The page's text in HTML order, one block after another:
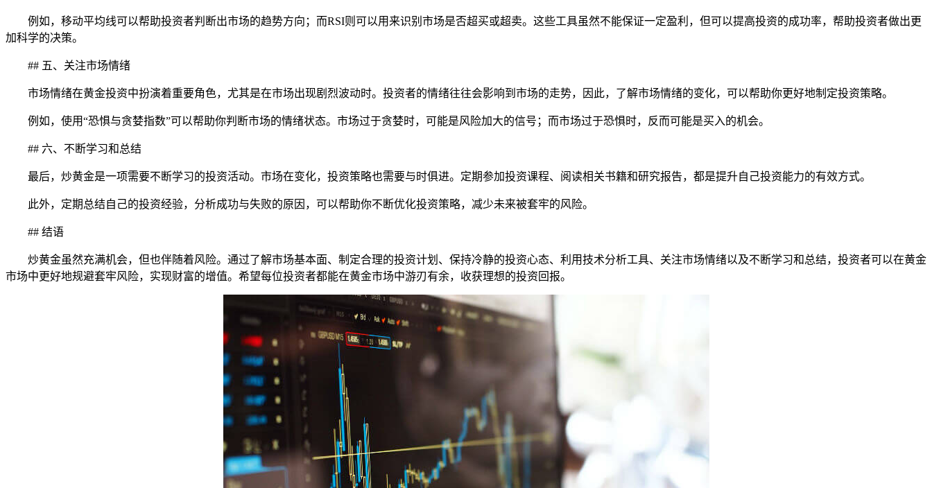
例如，移动平均线可以帮助投资者判断出市场的趋势方向；而RSI则可以用来识别市场是否超买或超卖。这些工具虽然不能保证一定盈利，但可以提高投资的成功率，帮助投资者做出更
加科学的决策。
## 五、关注市场情绪
市场情绪在黄金投资中扮演着重要角色，尤其是在市场出现剧烈波动时。投资者的情绪往往会影响到市场的走势，因此，了解市场情绪的变化，可以帮助你更好地制定投资策略。
例如，使用“恐惧与贪婪指数”可以帮助你判断市场的情绪状态。市场过于贪婪时，可能是风险加大的信号；而市场过于恐惧时，反而可能是买入的机会。
## 六、不断学习和总结
最后，炒黄金是一项需要不断学习的投资活动。市场在变化，投资策略也需要与时俱进。定期参加投资课程、阅读相关书籍和研究报告，都是提升自己投资能力的有效方式。
此外，定期总结自己的投资经验，分析成功与失败的原因，可以帮助你不断优化投资策略，减少未来被套牢的风险。
## 结语
炒黄金虽然充满机会，但也伴随着风险。通过了解市场基本面、制定合理的投资计划、保持冷静的投资心态、利用技术分析工具、关注市场情绪以及不断学习和总结，投资者可以在黄金
市场中更好地规避套牢风险，实现财富的增值。希望每位投资者都能在黄金市场中游刃有余，收获理想的投资回报。